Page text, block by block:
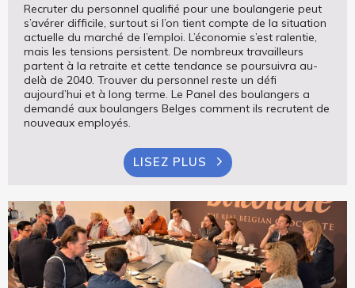
Recruter du personnel qualifié pour une boulangerie peut
s’avérer difficile, surtout si l’on tient compte de la situation
actuelle du marché de l’emploi. L’économie s’est ralentie,
mais les tensions persistent. De nombreux travailleurs
partent à la retraite et cette tendance se poursuivra au-
delà de 2040. Trouver du personnel reste un défi
aujourd’hui et à long terme. Le Panel des boulangers a
demandé aux boulangers Belges comment ils recrutent de
nouveaux employés.
LISEZ PLUS